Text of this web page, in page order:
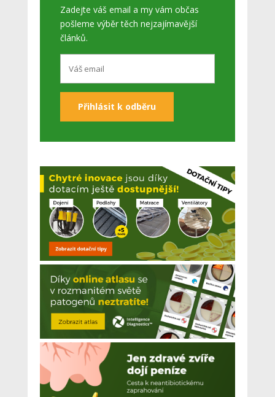
Zadejte váš email a my vám občas
pošleme výběr těch nejzajímavější
článků.